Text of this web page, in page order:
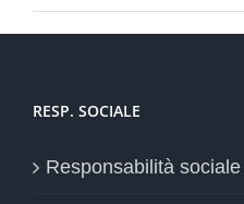
RESP. SOCIALE
Responsabilità sociale